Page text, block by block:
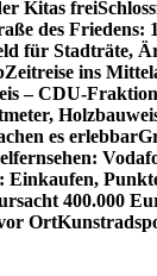
Kitas frei
des
für Stadträte,
Zeitreise ins
– CDU-
es erlebbar
Einkaufen,
400.000
Ort